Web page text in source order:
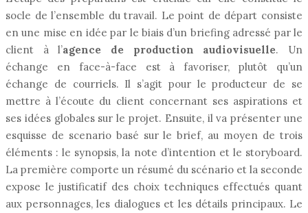
socle de l’ensemble du travail. Le point de départ consiste
en une mise en idée par le biais d’un briefing adressé par le
client à l’agence de production audiovisuelle. Un
échange en face-à-face est à favoriser, plutôt qu’un
échange de courriels. Il s’agit pour le producteur de se
mettre à l’écoute du client concernant ses aspirations et
ses idées globales sur le projet. Ensuite, il va présenter une
esquisse de scenario basé sur le brief, au moyen de trois
éléments : le synopsis, la note d’intention et le storyboard.
La première comporte un résumé du scénario et la seconde
expose le justificatif des choix techniques effectués quant
aux personnages, les dialogues et les détails principaux. Le